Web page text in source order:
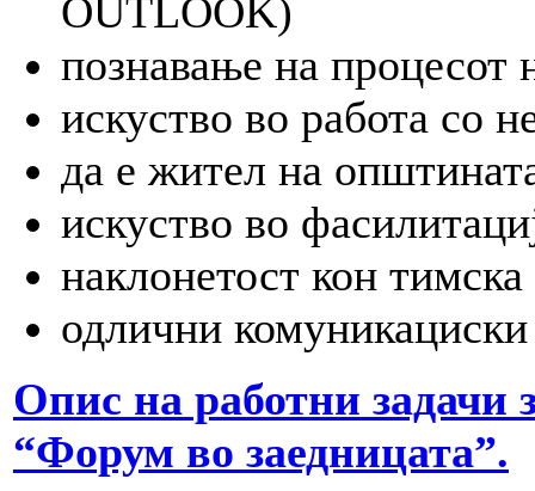
OUTLOOK)
познавање на процесот
искуство во работа со
да е жител на
искуство во
наклонетост кон тимска
одлични
Опис на работни задачи
“Форум во заедницата”.